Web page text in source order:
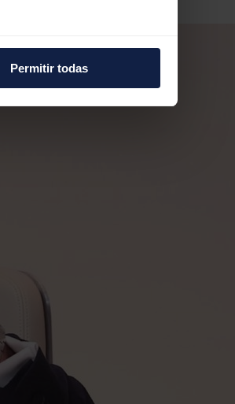
de redes sociales
nuestros partners de
les haya proporcionado o
Permitir todas